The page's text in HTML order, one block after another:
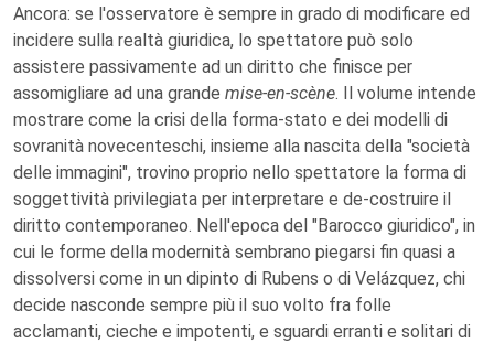
Ancora: se l'osservatore è sempre in grado di modificare ed
incidere sulla realtà giuridica, lo spettatore può solo
assistere passivamente ad un diritto che finisce per
assomigliare ad una grande mise-en-scène. Il volume intende
mostrare come la crisi della forma-stato e dei modelli di
sovranità novecenteschi, insieme alla nascita della "società
delle immagini", trovino proprio nello spettatore la forma di
soggettività privilegiata per interpretare e de-costruire il
diritto contemporaneo. Nell'epoca del "Barocco giuridico", in
cui le forme della modernità sembrano piegarsi fin quasi a
dissolversi come in un dipinto di Rubens o di Velázquez, chi
decide nasconde sempre più il suo volto fra folle
acclamanti, cieche e impotenti, e sguardi erranti e solitari di